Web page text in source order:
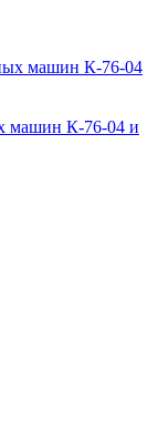
машин К-76-04 и